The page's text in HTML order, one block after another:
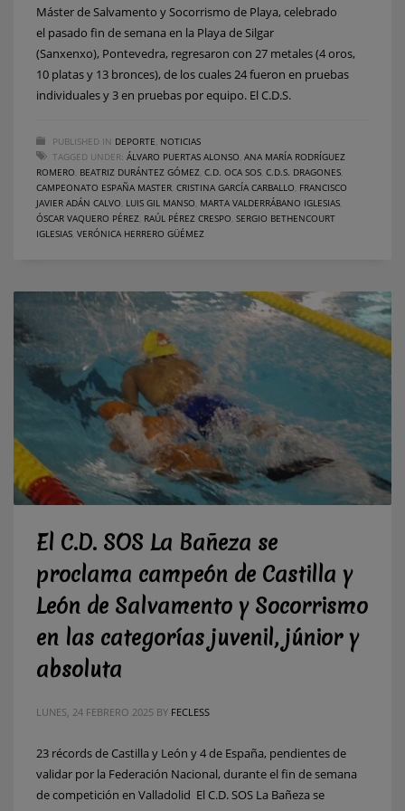
Máster de Salvamento y Socorrismo de Playa, celebrado
el pasado fin de semana en la Playa de Silgar
(Sanxenxo), Pontevedra, regresaron con 27 metales (4 oros,
10 platas y 13 bronces), de los cuales 24 fueron en pruebas
individuales y 3 en pruebas por equipo. El C.D.S.
PUBLISHED IN DEPORTE NOTICIAS
TAGGED UNDER: ÁLVARO PUERTAS ALONSO ANA MARÍA RODRÍGUEZ
ROMERO BEATRIZ DURÁNTEZ GÓMEZ C.D. OCA SOS C.D.S. DRAGONES
CAMPEONATO ESPAÑA MASTER CRISTINA GARCÍA CARBALLO FRANCISCO
JAVIER ADÁN CALVO LUIS GIL MANSO MARTA VALDERRÁBANO IGLESIAS
ÓSCAR VAQUERO PÉREZ RAÚL PÉREZ CRESPO SERGIO BETHENCOURT
IGLESIAS VERÓNICA HERRERO GÜÉMEZ
El C.D. SOS La Bañeza se
proclama campeón de Castilla y
León de Salvamento y Socorrismo
en las categorías juvenil, júnior y
absoluta
LUNES, 24 FEBRERO 2025 BY FECLESS
23 récords de Castilla y León y 4 de España, pendientes de
validar por la Federación Nacional, durante el fin de semana
de competición en Valladolid El C.D. SOS La Bañeza se